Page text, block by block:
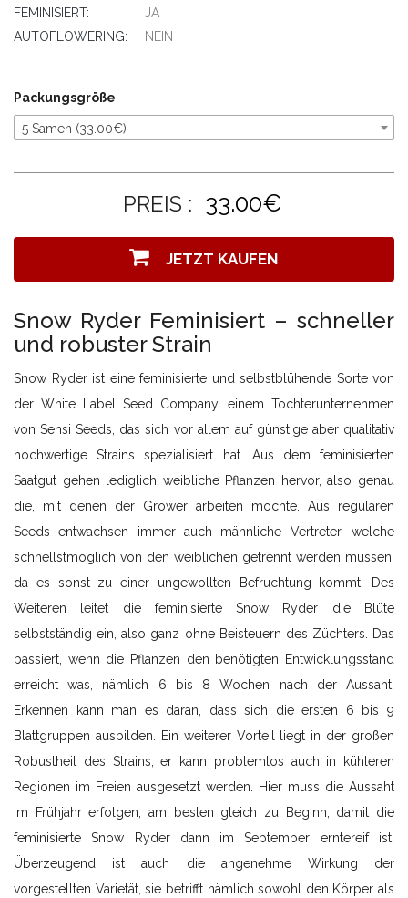
FEMINISIERT:
JA
AUTOFLOWERING:
NEIN
Packungsgröße
5 Samen (33.00€)
PREIS : 33.00€
JETZT KAUFEN
Snow Ryder Feminisiert – schneller
und robuster Strain
Snow Ryder ist eine feminisierte und selbstblühende Sorte von
der White Label Seed Company, einem Tochterunternehmen
von Sensi Seeds, das sich vor allem auf günstige aber qualitativ
hochwertige Strains spezialisiert hat. Aus dem feminisierten
Saatgut gehen lediglich weibliche Pflanzen hervor, also genau
die, mit denen der Grower arbeiten möchte. Aus regulären
Seeds entwachsen immer auch männliche Vertreter, welche
schnellstmöglich von den weiblichen getrennt werden müssen,
da es sonst zu einer ungewollten Befruchtung kommt. Des
Weiteren leitet die feminisierte Snow Ryder die Blüte
selbstständig ein, also ganz ohne Beisteuern des Züchters. Das
passiert, wenn die Pflanzen den benötigten Entwicklungsstand
erreicht was, nämlich 6 bis 8 Wochen nach der Aussaht.
Erkennen kann man es daran, dass sich die ersten 6 bis 9
Blattgruppen ausbilden. Ein weiterer Vorteil liegt in der großen
Robustheit des Strains, er kann problemlos auch in kühleren
Regionen im Freien ausgesetzt werden. Hier muss die Aussaht
im Frühjahr erfolgen, am besten gleich zu Beginn, damit die
feminisierte Snow Ryder dann im September erntereif ist.
Überzeugend ist auch die angenehme Wirkung der
vorgestellten Varietät, sie betrifft nämlich sowohl den Körper als